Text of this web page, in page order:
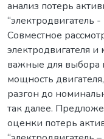
анализ потерь
“электродвигатель
Совместное
электродвигателя
важные для выбора
мощность
разгон до
так далее.
оценки потерь